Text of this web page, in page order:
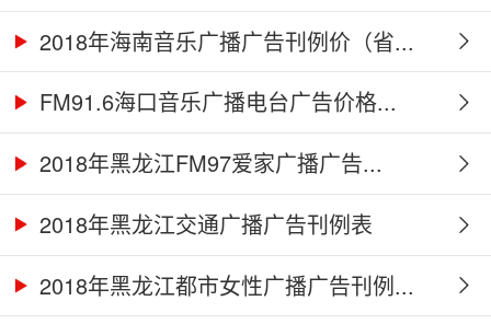
2018年海南音乐广播广告刊例价（省...
FM91.6海口音乐广播电台广告价格...
2018年黑龙江FM97爱家广播广告...
2018年黑龙江交通广播广告刊例表
2018年黑龙江都市女性广播广告刊例...